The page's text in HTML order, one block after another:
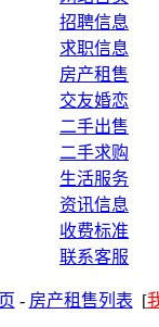
招聘信息
求职信息
房产租售
交友婚恋
二手出售
二手求购
生活服务
资讯信息
收费标准
联系客服
- 房产租售列表 [